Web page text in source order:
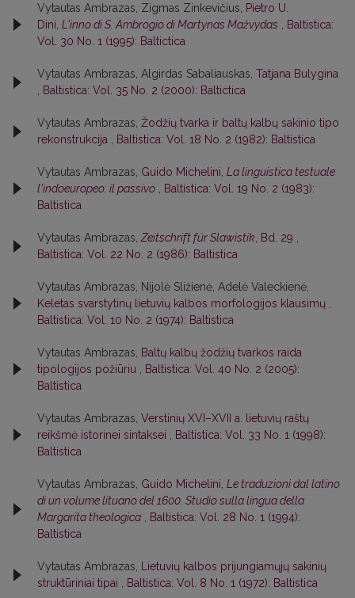
Vytautas Ambrazas, Zigmas Zinkevičius,
Pietro U.
Dini, L'inno di S. Ambrogio di Martynas Mažvydas
Baltistica:
Vol. 30 No. 1 (1995): Baltictica
Vytautas Ambrazas, Algirdas Sabaliauskas, Tatjana Bulygina
Baltistica: Vol. 35 No. 2 (2000): Baltictica
Vytautas Ambrazas, Žodžių tvarka ir baltų kalbų sakinio tipo
rekonstrukcija
Baltistica: Vol. 18 No. 2 (1982): Baltistica
Vytautas Ambrazas, Guido Michelini, La linguistica testuale
l'indoeuropeo: il passivo
Baltistica: Vol. 19 No. 2 (1983):
Baltistica
Vytautas Ambrazas, Zeitschrift für Slawistik , Bd. 29
Baltistica: Vol. 22 No. 2 (1986): Baltistica
Vytautas Ambrazas, Nijolė Sližienė, Adelė Valeckienė,
Keletas svarstytinų lietuvių kalbos morfologijos klausimų
Baltistica: Vol. 10 No. 2 (1974): Baltistica
Vytautas Ambrazas,
Baltų kalbų žodžių tvarkos raida
tipologijos požiūriu
Baltistica: Vol. 40 No. 2 (2005):
Baltistica
Vytautas Ambrazas, Verstinių XVI–XVII a. lietuvių raštų
reikšmė istorinei sintaksei
Baltistica: Vol. 33 No. 1 (1998):
Baltistica
Vytautas Ambrazas, Guido Michelini, Le traduzioni dal latino
di un volume lituano del 1600. Studio sulla lingua della
Margarita theologica
Baltistica: Vol. 28 No. 1 (1994):
Baltistica
Vytautas Ambrazas,
Lietuvių kalbos prijungiamųjų sakinių
struktūriniai tipai
Baltistica: Vol. 8 No. 1 (1972): Baltistica